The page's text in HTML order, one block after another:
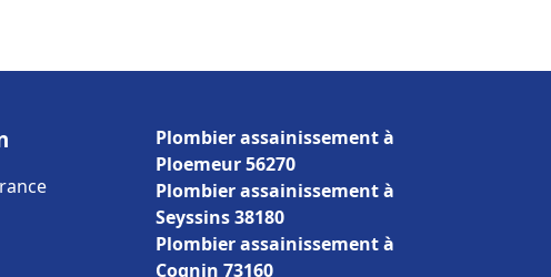
Plombier assainissement à
Ploemeur 56270
Plombier assainissement à
Seyssins 38180
Plombier assainissement à
Cognin 73160